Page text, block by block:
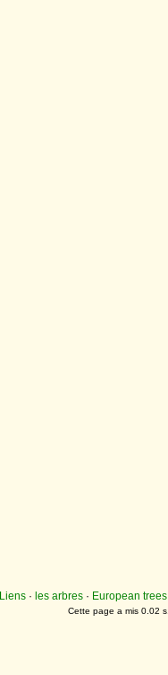
Liens · les arbres · European trees
Cette page a mis 0.02